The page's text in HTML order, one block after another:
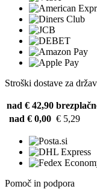
Stroški dostave za
nad € 42,90
nad € 0,00 € 5,29
Pomoč in podpora